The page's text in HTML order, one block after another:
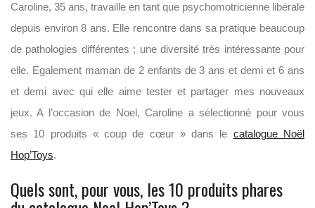
Caroline, 35 ans, travaille en tant que psychomotricienne libérale
depuis environ 8 ans. Elle rencontre dans sa pratique beaucoup
de pathologies différentes ; une diversité très intéressante pour
elle. Egalement maman de 2 enfants de 3 ans et demi et 6 ans
et demi avec qui elle aime tester et partager mes nouveaux
jeux. A l’occasion de Noel, Caroline a sélectionné pour vous
ses 10 produits « coup de cœur » dans le catalogue Noël
Hop’Toys.
Quels sont, pour vous, les 10 produits phares